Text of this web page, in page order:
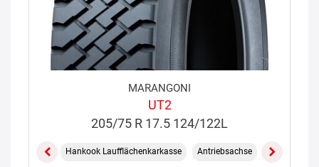
MARANGONI
UT2
205/75 R 17.5 124/122L
Hankook Laufflächenkarkasse Antriebsachse Gemischt